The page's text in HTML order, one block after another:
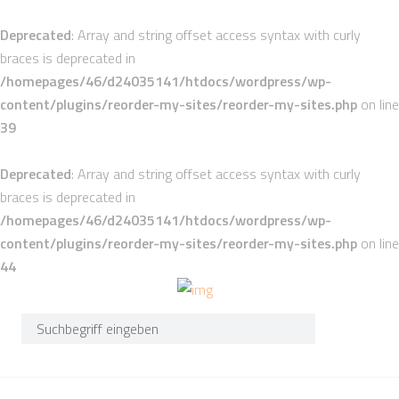
Deprecated: Array and string offset access syntax with curly
braces is deprecated in
/homepages/46/d24035141/htdocs/wordpress/wp-
content/plugins/reorder-my-sites/reorder-my-sites.php on line
39
Deprecated: Array and string offset access syntax with curly
braces is deprecated in
/homepages/46/d24035141/htdocs/wordpress/wp-
content/plugins/reorder-my-sites/reorder-my-sites.php on line
44